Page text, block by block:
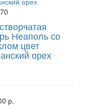
Неаполь со
цвет
орех
р.